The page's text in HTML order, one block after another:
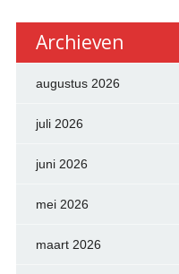
Archieven
augustus 2026
juli 2026
juni 2026
mei 2026
maart 2026